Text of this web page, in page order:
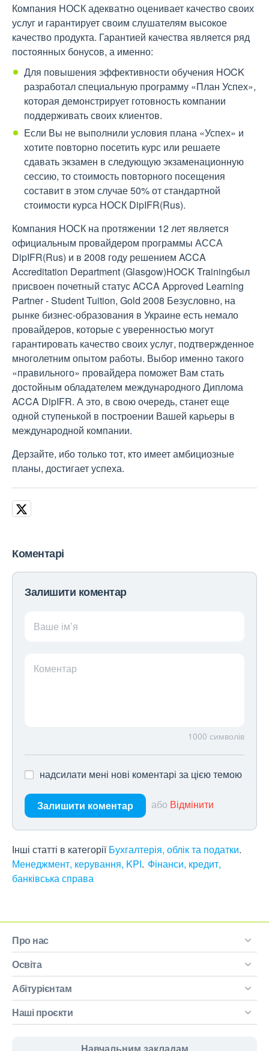
Компания НОСК адекватно оценивает качество своих
услуг и гарантирует своим слушателям высокое
качество продукта. Гарантией качества является ряд
постоянных бонусов, а именно:
Для повышения эффективности обучения HOCK
разработал специальную программу «План Успех»,
которая демонстрирует готовность компании
поддерживать своих клиентов.
Если Вы не выполнили условия плана «Успех» и
хотите повторно посетить курс или решаете
сдавать экзамен в следующую экзаменационную
сессию, то стоимость повторного посещения
составит в этом случае 50% от стандартной
стоимости курса НОСК DipIFR(Rus).
Компания НОСК на протяжении 12 лет является
официальным провайдером программы АССА
DipIFR(Rus) и в 2008 году решением ACCA
Accreditation Department (Glasgow)HOCK Trainingбыл
присвоен почетный статус ACCA Approved Learning
Partner - Student Tuition, Gold 2008 Безусловно, на
рынке бизнес-образования в Украине есть немало
провайдеров, которые с уверенностью могут
гарантировать качество своих услуг, подтвержденное
многолетним опытом работы. Выбор именно такого
«правильного» провайдера поможет Вам стать
достойным обладателем международного Диплома
ACCA DipIFR. А это, в свою очередь, станет еще
одной ступенькой в построении Вашей карьеры в
международной компании.
Дерзайте, ибо только тот, кто имеет амбициозные
планы, достигает успеха.
Коментарі
Залишити коментар
Ваше ім’я
Коментар
1000 символів
надсилати мені нові коментарі за цією темою
Залишити коментар або Відмінити
Інші статті в категорії Бухгалтерія, облік та податки
Менеджмент, керування, KPI Фінанси, кредит,
банківська справа
Про нас
Освіта
Абітурієнтам
Наші проєкти